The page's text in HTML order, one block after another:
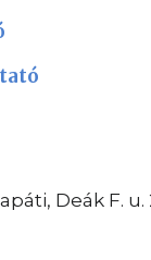
Deák F. u.